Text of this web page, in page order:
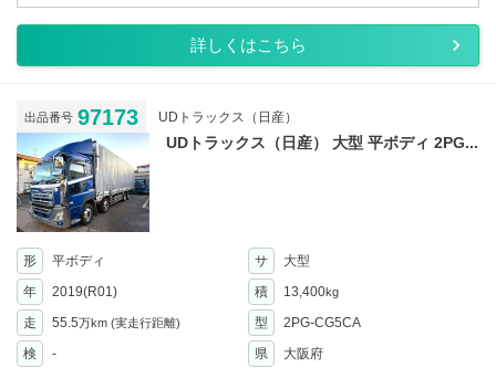
詳しくはこちら
出品番号 97173 UDトラックス（日産）
UDトラックス（日産） 大型 平ボディ 2PG...
形 平ボディ サ
大型
年
2019(R01) 積 13,400kg
走 55.5万km (実走行距離) 型
2PG-CG5CA
検
- 県 大阪府